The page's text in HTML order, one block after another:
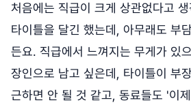
처음에는 직급이 크게 상관없다고
타이틀을 달긴 했는데, 아무래도 부
든요. 직급에서 느껴지는 무게가 있
장인으로 남고 싶은데, 타이틀이 부
근하면 안 될 것 같고, 동료들도 '이